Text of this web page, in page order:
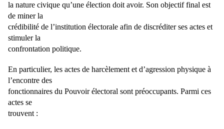
la nature civique qu’une élection doit avoir. Son objectif final est
de miner la
crédibilité de l’institution électorale afin de discréditer ses actes et
stimuler la
confrontation politique.
En particulier, les actes de harcèlement et d’agression physique à
l’encontre des
fonctionnaires du Pouvoir électoral sont préoccupants. Parmi ces
actes se
trouvent :